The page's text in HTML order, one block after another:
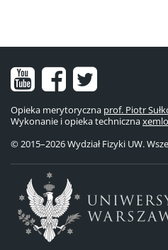
Nasz
kanał
na
YouTube
Nasz
na
Nasze
na
Opieka merytoryczna prof. Piotr
Wykonanie i opieka techniczna
© 2015–2026 Wydział Fizyki UW.